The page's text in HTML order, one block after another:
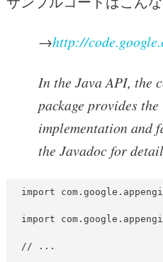
→http://
In the Java API, the
package provides
implementation and
the Javadoc for
import
import
// ...